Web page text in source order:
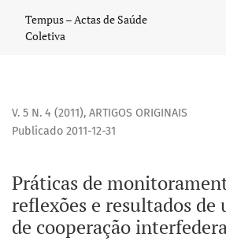
Práticas de monitoramento e
Tempus – Actas de Saúde
Coletiva
V. 5 N. 4 (2011), ARTIGOS ORIGINAIS
Práticas de
reflexões e resultados de
de cooperação
Publicado 2011-12-31